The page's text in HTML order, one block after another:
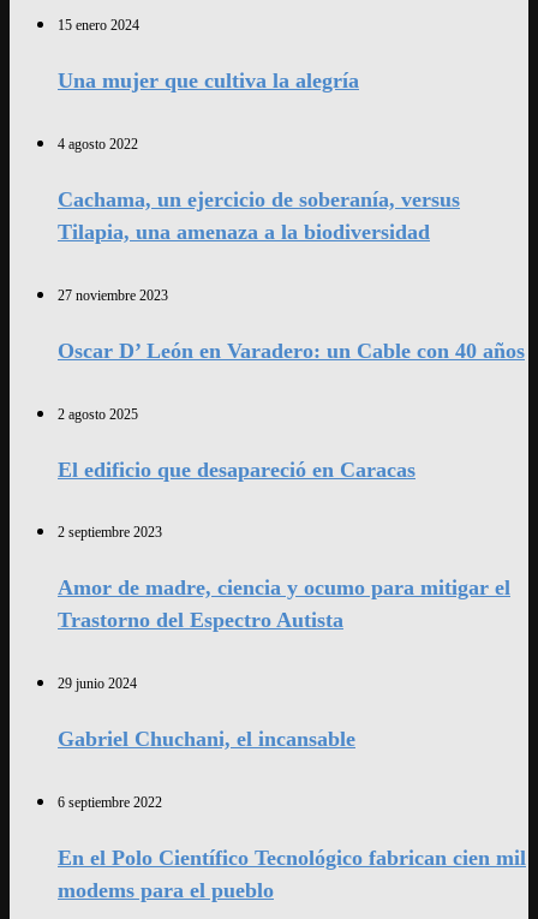
15 enero 2024
Una mujer que cultiva la alegría
4 agosto 2022
Cachama, un ejercicio de soberanía, versus
Tilapia, una amenaza a la biodiversidad
27 noviembre 2023
Oscar D’ León en Varadero: un Cable con 40 años
2 agosto 2025
El edificio que desapareció en Caracas
2 septiembre 2023
Amor de madre, ciencia y ocumo para mitigar el
Trastorno del Espectro Autista
29 junio 2024
Gabriel Chuchani, el incansable
6 septiembre 2022
En el Polo Científico Tecnológico fabrican cien mil
modems para el pueblo